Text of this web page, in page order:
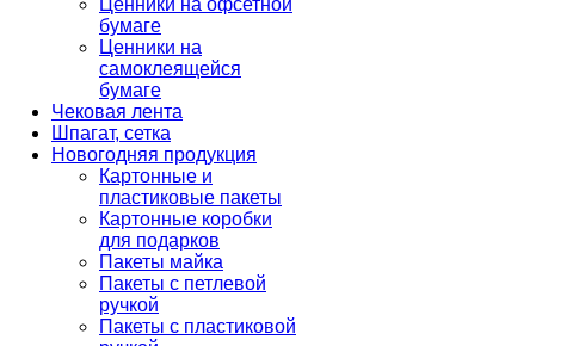
Ценники на офсетной
бумаге
Ценники на
самоклеящейся
бумаге
Чековая лента
Шпагат, сетка
Новогодняя продукция
Картонные и
пластиковые пакеты
Картонные коробки
для подарков
Пакеты майка
Пакеты с петлевой
ручкой
Пакеты с пластиковой